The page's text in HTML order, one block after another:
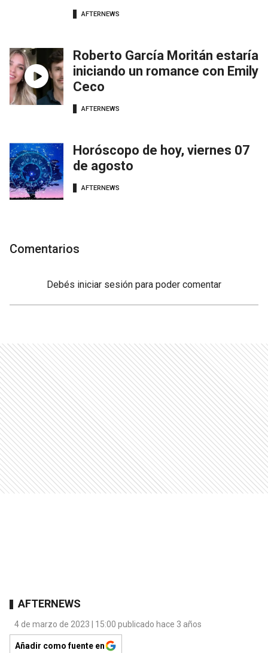
AFTERNEWS
Roberto García Moritán estaría
iniciando un romance con Emily
Ceco
AFTERNEWS
Horóscopo de hoy, viernes 07
de agosto
AFTERNEWS
Comentarios
Debés iniciar sesión para poder comentar
AFTERNEWS
4 de marzo de 2023 | 15:00 publicado hace 3 años
Añadir como fuente en